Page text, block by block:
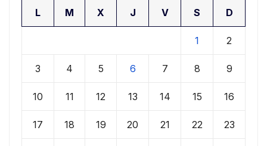
L M X J V S D
1 2
3 4 5 6 7 8 9
10 11 12 13 14 15 16
17 18 19 20 21 22 23